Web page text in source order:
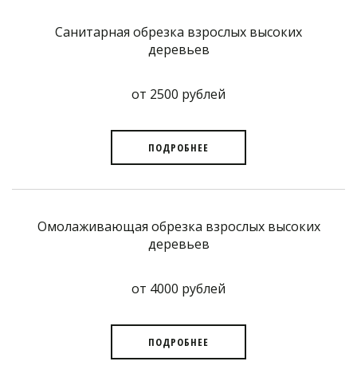
Санитарная обрезка взрослых высоких
деревьев
от 2500 рублей
ПОДРОБНЕЕ
Омолаживающая обрезка взрослых высоких
деревьев
от 4000 рублей
ПОДРОБНЕЕ